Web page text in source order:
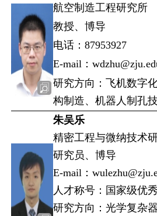
航空制造工程研究所
教授、博导
电话：87953927
E-mail：
研究方向：飞机数字
构制造、机器人制孔
朱吴乐
精密工程与微纳技术
研究员、博导
E-mail：
人才称号：国家级优
研究方向：光学复杂